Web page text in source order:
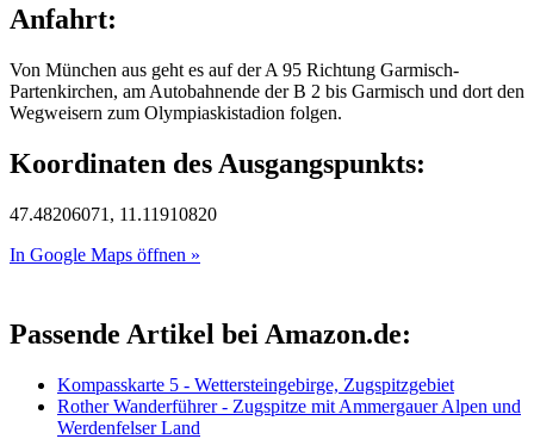
Anfahrt:
Von München aus geht es auf der A 95 Richtung Garmisch-
Partenkirchen, am Autobahnende der B 2 bis Garmisch und dort den
Wegweisern zum Olympiaskistadion folgen.
Koordinaten des Ausgangspunkts:
47.48206071, 11.11910820
In Google Maps öffnen »
Passende Artikel bei Amazon.de:
Kompasskarte 5 - Wettersteingebirge, Zugspitzgebiet
Rother Wanderführer - Zugspitze mit Ammergauer Alpen und
Werdenfelser Land